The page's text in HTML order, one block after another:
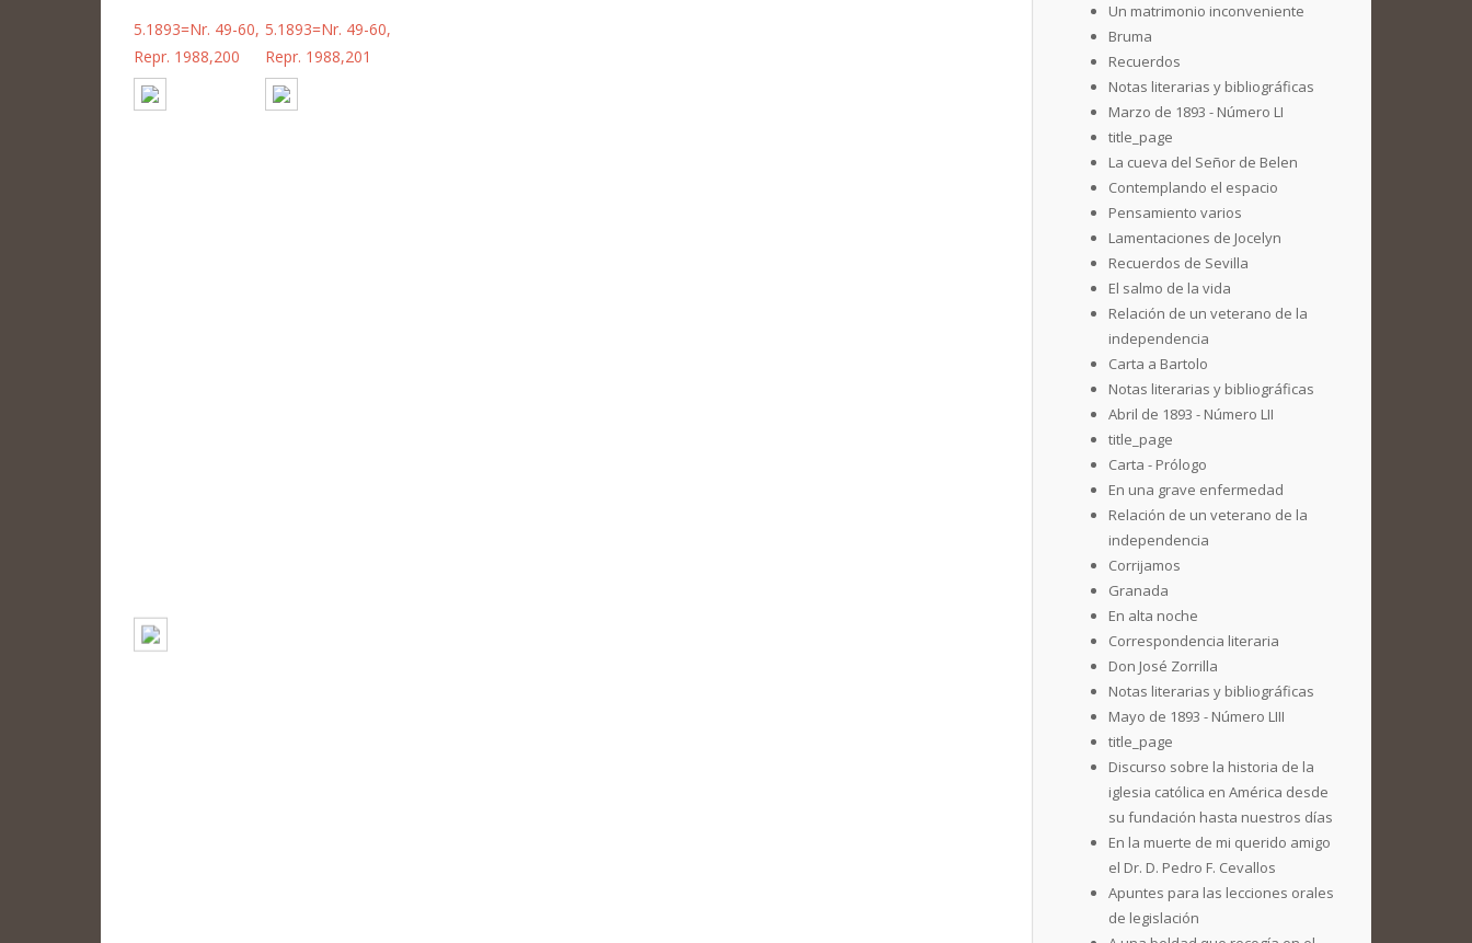
5.1893=Nr. 49-60,
Repr. 1988,200
5.1893=Nr. 49-60,
Repr. 1988,201
Un matrimonio inconveniente
Bruma
Recuerdos
Notas literarias y bibliográficas
Marzo de 1893 - Número LI
title_page
La cueva del Señor de Belen
Contemplando el espacio
Pensamiento varios
Lamentaciones de Jocelyn
Recuerdos de Sevilla
El salmo de la vida
Relación de un veterano de la
independencia
Carta a Bartolo
Notas literarias y bibliográficas
Abril de 1893 - Número LII
title_page
Carta - Prólogo
En una grave enfermedad
Relación de un veterano de la
independencia
Corrijamos
Granada
En alta noche
Correspondencia literaria
Don José Zorrilla
Notas literarias y bibliográficas
Mayo de 1893 - Número LIII
title_page
Discurso sobre la historia de la
iglesia católica en América desde
su fundación hasta nuestros días
En la muerte de mi querido amigo
el Dr. D. Pedro F. Cevallos
Apuntes para las lecciones orales
de legislación